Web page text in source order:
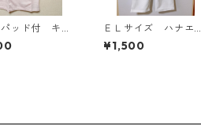
パッド付 キャ
ル Ｌ ライト
KAE-4789
ＥＬサイズ ハナエモ
リ テーパードパン
ツ ナース ホワイ
¥1,500